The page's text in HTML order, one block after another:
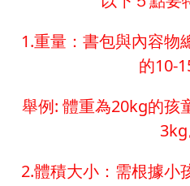
1.重量：書包與內容物
的10-
舉例: 體重為20kg的孩
3kg
2.體積大小：需根據小